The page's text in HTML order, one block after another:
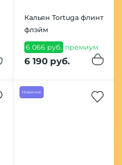
Кальян Tortuga флинт
флэйм
6 066 руб. премиум
6 190 руб.
Новинка